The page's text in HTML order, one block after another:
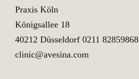
Praxis Köln
Königsallee 18
40212 Düsseldorf 0211 82859868
clinic@avesina.com